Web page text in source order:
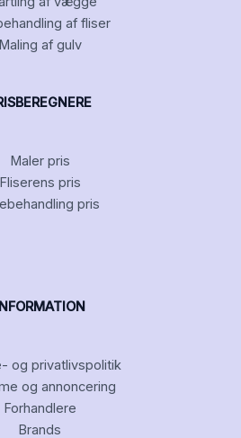
af fliser
Maling af gulv
Maler pris
Fliserens pris
pris
og privatlivspolitik
og annoncering
Forhandlere
Brands